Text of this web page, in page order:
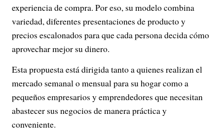
experiencia de compra. Por eso, su modelo combina
variedad, diferentes presentaciones de producto y
precios escalonados para que cada persona decida cómo
aprovechar mejor su dinero.
Esta propuesta está dirigida tanto a quienes realizan el
mercado semanal o mensual para su hogar como a
pequeños empresarios y emprendedores que necesitan
abastecer sus negocios de manera práctica y
conveniente.